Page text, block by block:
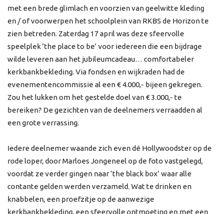
met een brede glimlach en voorzien van geelwitte kleding
en / of voorwerpen het schoolplein van RKBS de Horizon te
zien betreden. Zaterdag 17 april was deze sfeervolle
speelplek ‘the place to be’ voor iedereen die een bijdrage
wilde leveren aan het jubileumcadeau… comfortabeler
kerkbankbekleding. Via fondsen en wijkraden had de
evenementencommissie al een € 4.000,- bijeen gekregen.
Zou het lukken om het gestelde doel van € 3.000,- te
bereiken? De gezichten van de deelnemers verraadden al
een grote verrassing.
Iedere deelnemer waande zich even dé Hollywoodster op de
rode loper, door Marloes Jongeneel op de foto vastgelegd,
voordat ze verder gingen naar ‘the black box’ waar alle
contante gelden werden verzameld. Wat te drinken en
knabbelen, een proefzitje op de aanwezige
kerkbankbekleding, een sfeervolle ontmoeting en met een